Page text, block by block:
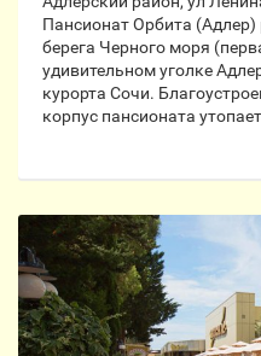
Пансионат Орбита
берега Черного моря
удивительном уголке
курорта Сочи.
корпус пансионата